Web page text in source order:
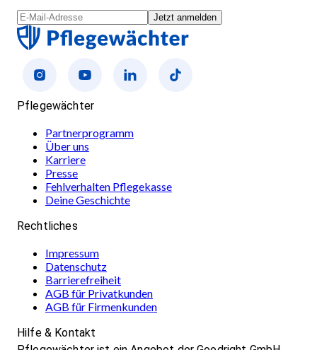
Jetzt anmelden
Pflegewächter
Partnerprogramm
Über uns
Karriere
Presse
Fehlverhalten Pflegekasse
Deine Geschichte
Rechtliches
Impressum
Datenschutz
Barrierefreiheit
AGB für Privatkunden
AGB für Firmenkunden
Hilfe & Kontakt